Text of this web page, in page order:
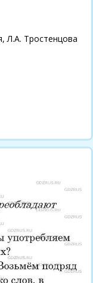
Л.А. Тростенцова